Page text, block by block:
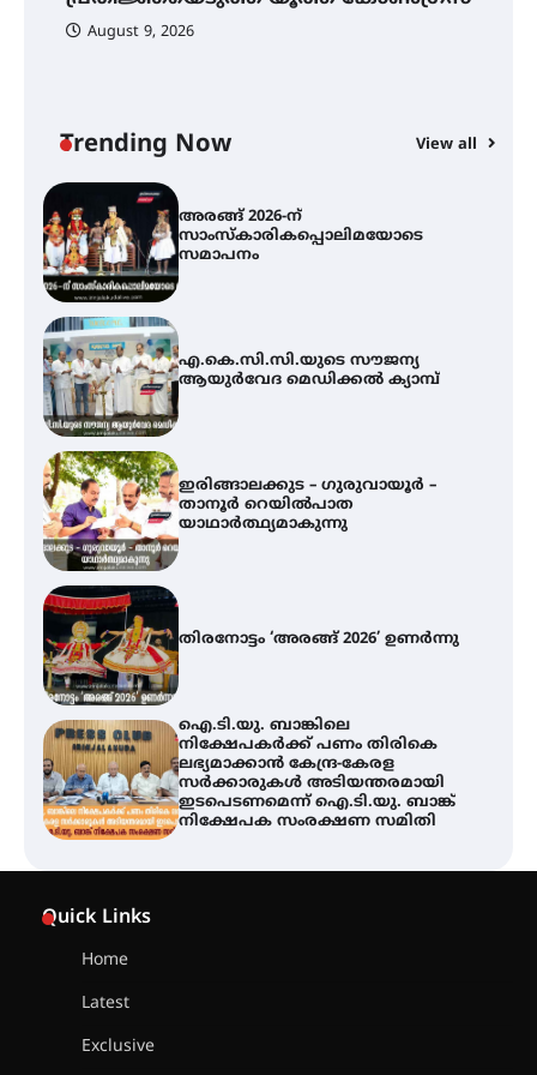
August 9, 2026
Trending Now View all
യൂത്ത് കോൺഗ്രസ്
അരങ്ങ് 2026-ന്
സാംസ്കാരികപ്പൊലിമയോടെ
സമാപനം
എ.കെ.സി.സി.യുടെ സൗജന്യ
ആയുർവേദ മെഡിക്കൽ ക്യാമ്പ്
ഇരിങ്ങാലക്കുട – ഗുരുവായൂർ –
താനൂർ റെയിൽപാത
യാഥാർത്ഥ്യമാകുന്നു
തിരനോട്ടം ‘അരങ്ങ് 2026’ ഉണർന്നു
ഐ.ടി.യു. ബാങ്കിലെ
നിക്ഷേപകർക്ക് പണം തിരികെ
ലഭ്യമാക്കാൻ കേന്ദ്ര-കേരള
സർക്കാരുകൾ അടിയന്തരമായി
ഇടപെടണമെന്ന് ഐ.ടി.യു. ബാങ്ക്
നിക്ഷേപക സംരക്ഷണ സമിതി
Quick Links
Home
Latest
Exclusive